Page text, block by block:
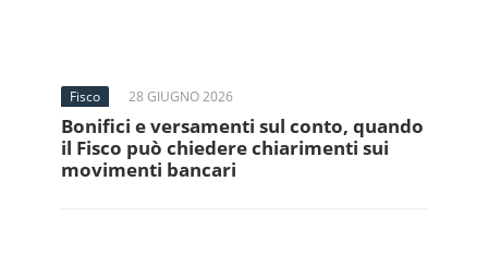
Fisco 28 GIUGNO 2026
Bonifici e versamenti sul conto, quando
il Fisco può chiedere chiarimenti sui
movimenti bancari